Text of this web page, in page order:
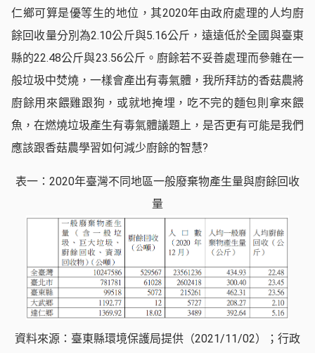
仁鄉可算是優等生的地位，其2020年由政府處理的人均廚
餘回收量分別為2.10公斤與5.16公斤，遠遠低於全國與臺東
縣的22.48公斤與23.56公斤。廚餘若不妥善處理而參雜在一
般垃圾中焚燒，一樣會產出有毒氣體，我所拜訪的香菇農將
廚餘用來餵雞跟狗，或就地掩埋，吃不完的麵包則拿來餵
魚，在燃燒垃圾產生有毒氣體議題上，是否更有可能是我們
應該跟香菇農學習如何減少廚餘的智慧?
表一：2020年臺灣不同地區一般廢棄物產生量與廚餘回收
量
資料來源：臺東縣環境保護局提供（2021/11/02）；行政